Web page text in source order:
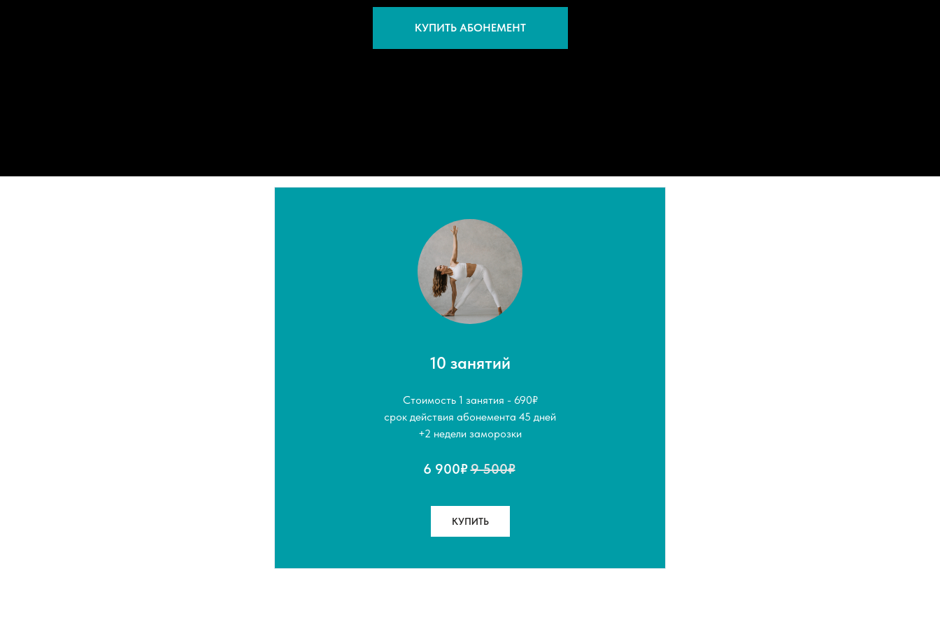
КУПИТЬ АБОНЕМЕНТ
10 занятий
Стоимость 1 занятия - 690₽
срок действия абонемента 45 дней
+2 недели заморозки
6 900₽9 500₽
КУПИТЬ